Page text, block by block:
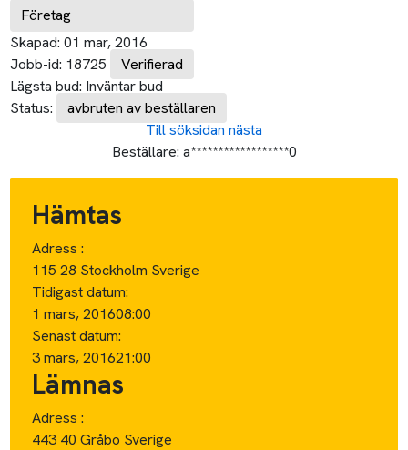
Företag
Skapad: 01 mar, 2016
Jobb-id: 18725
Verifierad
Lägsta bud: Inväntar bud
Status:
avbruten av beställaren
Till söksidan nästa
Beställare: a******************0
Hämtas
Adress :
115 28 Stockholm Sverige
Tidigast datum:
1 mars, 201608:00
Senast datum:
3 mars, 201621:00
Lämnas
Adress :
443 40 Gråbo Sverige